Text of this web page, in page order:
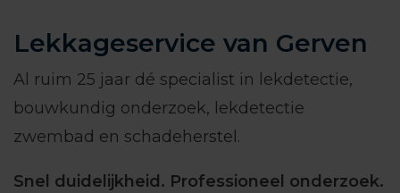
Lekkageservice van Gerven
Al ruim 25 jaar dé specialist in lekdetectie,
bouwkundig onderzoek, lekdetectie
zwembad en schadeherstel.
Snel duidelijkheid. Professioneel onderzoek.